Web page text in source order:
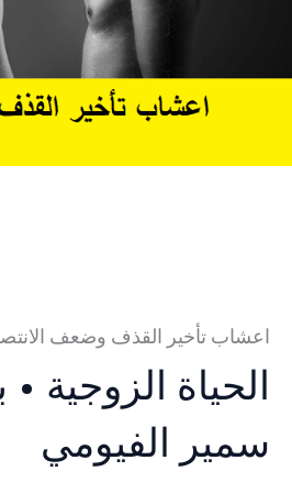
اعشاب تأخير القذف وضعف
الحياة الزوجية •
سمير الفيومي